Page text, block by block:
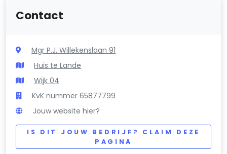
Contact
Mgr P.J. Willekenslaan 91
Huis te Lande
Wijk 04
KvK nummer 65877799
Jouw website hier?
IS DIT JOUW BEDRIJF? CLAIM DEZE
PAGINA